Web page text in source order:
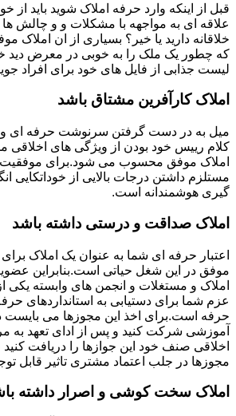
قبل از اینکه وارد حرفه املاک شوید باید از
علاقه ای به مواجهه با مشکلات و و چالش ها
خلاقانه دارید یا خیر؟ بسیاری از ان املاک
که چطور یک ملک را به خوبی در معرض دید
لیست جذابی از فایل های خود برای افراد
املاک کارآفرین مشتاق باشد
میل به در دست گرفتن سرنوشت حرفه ای
کلام رییس خود بودن از ویژگی های اخلاقی
املاک موفق محسوب می شود.برای موفقیت
مستلزم داشتن درجات بالایی از خوداتکایی
گیری هوشمندانه است.
املاک صداقت و درستی داشته باشد
اعتبار حرفه ای شما به عنوان یک املاک
موفق در این شغل حیاتی است.بنابراین
املاک و مستغلات و انجمن های وابسته یکی
عزم شما برای دستیابی به استانداردهای
حرفه است.برای اخذ این مجوزها می
آموزشی شرکت کنید و پس از ادای تعهد به
اخلاقی صنف خود این جوازها را دریافت
مجوزها در جلب اعتماد مشتری تاثیر قابل
املاک سخت کوشی و اصرار داشته